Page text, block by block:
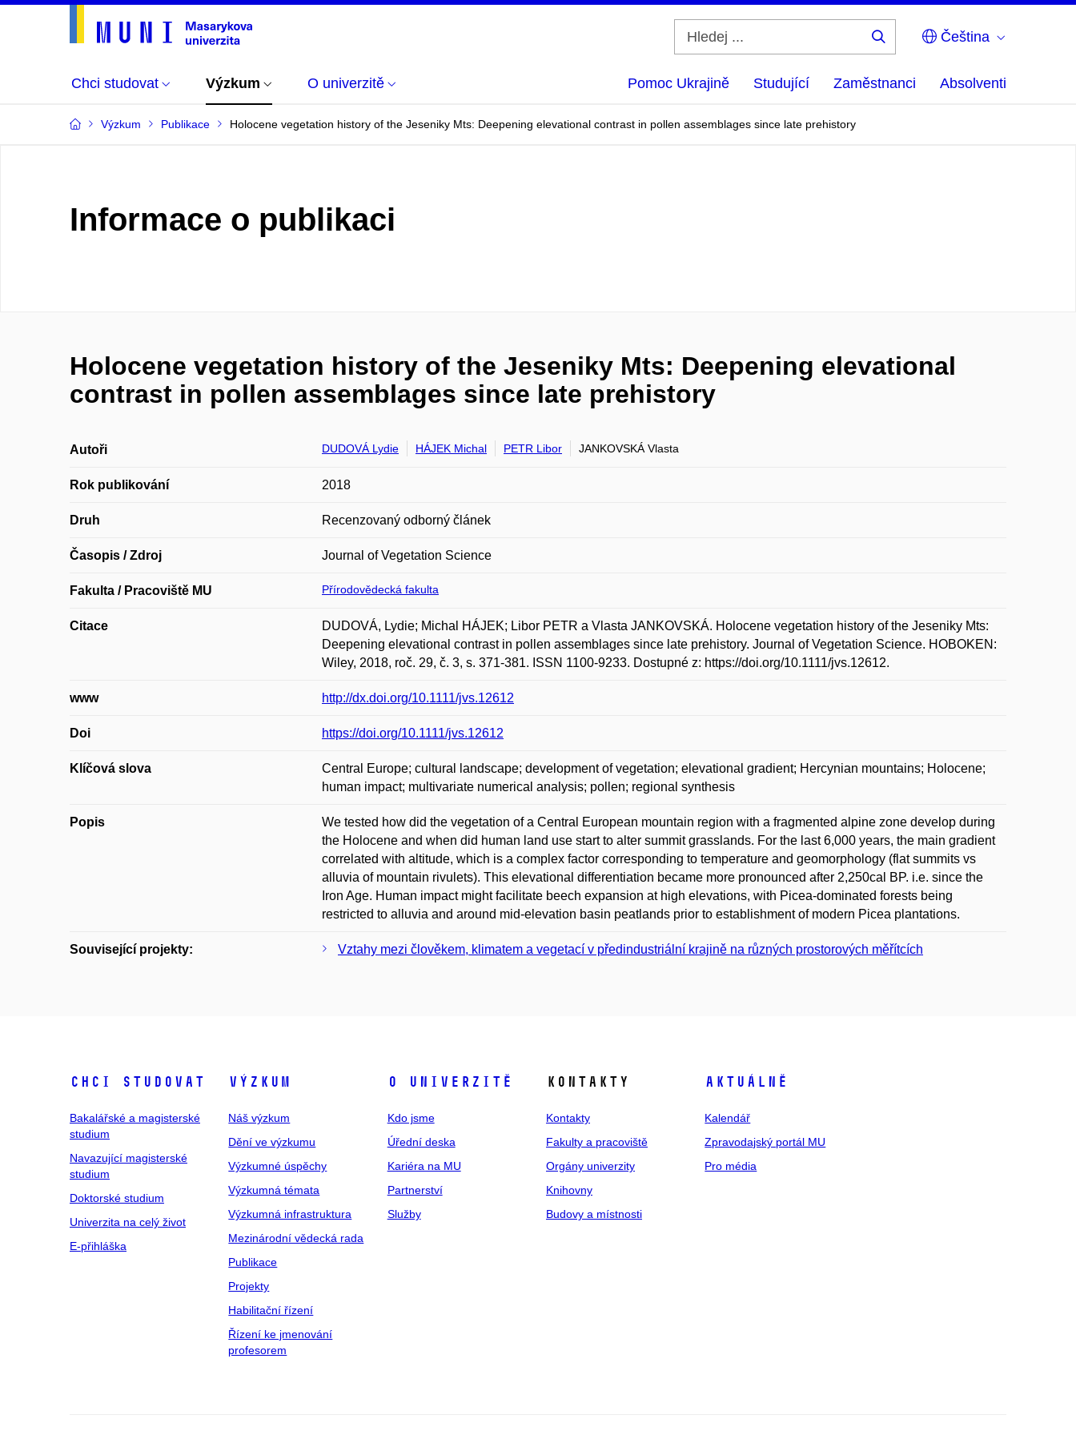
Čeština
Chci studovat Výzkum O univerzitě Pomoc Ukrajině Studující Zaměstnanci Absolventi
Výzkum Publikace Holocene vegetation history of the Jeseniky Mts: Deepening elevational contrast in pollen assemblages since late prehistory
Informace o publikaci
Holocene vegetation history of the Jeseniky Mts: Deepening elevational
contrast in pollen assemblages since late prehistory
Autoři DUDOVÁ Lydie HÁJEK Michal PETR Libor JANKOVSKÁ Vlasta
Rok publikování 2018
Druh Recenzovaný odborný článek
Časopis / Zdroj Journal of Vegetation Science
Fakulta / Pracoviště MU Přírodovědecká fakulta
Citace
DUDOVÁ, Lydie; Michal HÁJEK; Libor PETR a Vlasta JANKOVSKÁ. Holocene vegetation history of the Jeseniky Mts:
Deepening elevational contrast in pollen assemblages since late prehistory. Journal of Vegetation Science. HOBOKEN:
Wiley, 2018, roč. 29, č. 3, s. 371-381. ISSN 1100-9233. Dostupné z: https://doi.org/10.1111/jvs.12612.
www http://dx.doi.org/10.1111/jvs.12612
Doi https://doi.org/10.1111/jvs.12612
Klíčová slova
Central Europe; cultural landscape; development of vegetation; elevational gradient; Hercynian mountains; Holocene;
human impact; multivariate numerical analysis; pollen; regional synthesis
Popis
We tested how did the vegetation of a Central European mountain region with a fragmented alpine zone develop during
the Holocene and when did human land use start to alter summit grasslands. For the last 6,000 years, the main gradient
correlated with altitude, which is a complex factor corresponding to temperature and geomorphology (flat summits vs
alluvia of mountain rivulets). This elevational differentiation became more pronounced after 2,250cal BP. i.e. since the
Iron Age. Human impact might facilitate beech expansion at high elevations, with Picea-dominated forests being
restricted to alluvia and around mid-elevation basin peatlands prior to establishment of modern Picea plantations.
Související projekty: Vztahy mezi člověkem, klimatem a vegetací v předindustriální krajině na různých prostorových měřítcích
Chci studovat
Bakalářské a magisterské
studium
Navazující magisterské
studium
Doktorské studium
Univerzita na celý život
E-přihláška
Výzkum
Náš výzkum
Dění ve výzkumu
Výzkumné úspěchy
Výzkumná témata
Výzkumná infrastruktura
Mezinárodní vědecká rada
Publikace
Projekty
Habilitační řízení
Řízení ke jmenování
profesorem
O univerzitě
Kdo jsme
Úřední deska
Kariéra na MU
Partnerství
Služby
Kontakty
Kontakty
Fakulty a pracoviště
Orgány univerzity
Knihovny
Budovy a místnosti
Aktuálně
Kalendář
Zpravodajský portál MU
Pro média